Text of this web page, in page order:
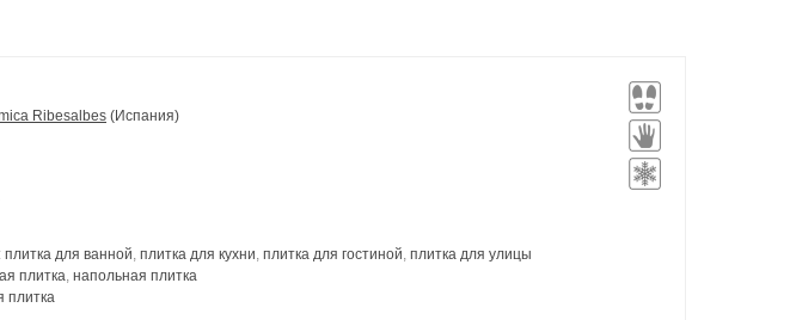
Ribesalbes (Испания)
плитка для ванной, плитка для кухни, плитка для гостиной, плитка для улицы
плитка, напольная плитка
плитка